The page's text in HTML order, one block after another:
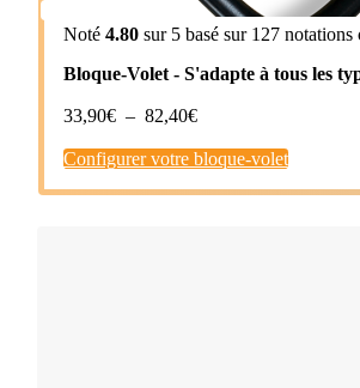
Noté 4.80sur 5 basé sur 127notations
Bloque-Volet - S'adapte à tous les
33,90€ – 82,40€Plage
prix :
33,90€
Configurer votre bloque-volet